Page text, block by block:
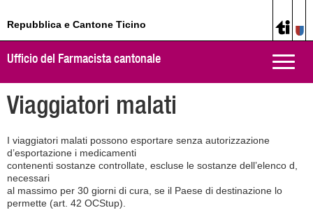
Repubblica e Cantone Ticino
Toggle
Ufficio del Farmacista cantonale
Viaggiatori malati
I viaggiatori malati possono esportare senza autorizzazione
d’esportazione i medicamenti
contenenti sostanze controllate, escluse le sostanze dell’elenco d,
necessari
al massimo per 30 giorni di cura, se il Paese di destinazione lo
permette (art. 42 OCStup).